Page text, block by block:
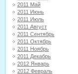
2011 Май
2011 Июнь
2011 Июль
2011 Август
2011 Сентябрь
2011 Октябрь
2011 Ноябрь
2011 Декабрь
2012 Январь
2012 Февраль